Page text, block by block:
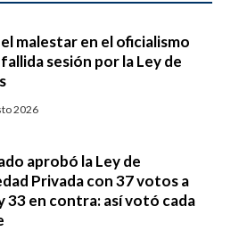
malestar en el oficialismo
sesión por la Ley de
2026
aprobó la Ley de
Privada con 37 votos a
33 en contra: así votó cada